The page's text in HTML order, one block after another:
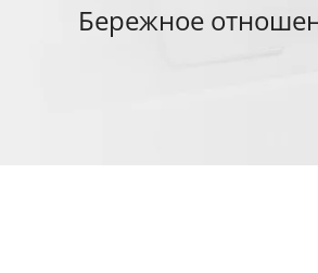
Бережное